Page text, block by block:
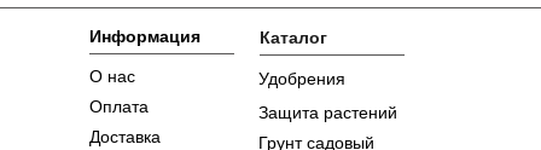
Информация
Каталог
О нас
Оплата
Доставка
Удобрения
Защита растений
Грунт садовый